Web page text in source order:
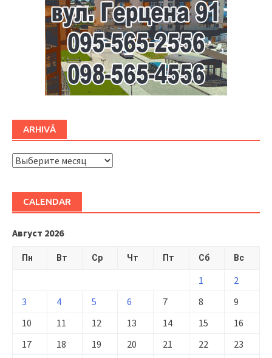
ARHIVĂ
ARHIVĂ
CALENDAR
Август 2026
Пн Вт Ср Чт Пт Сб Вс
1
2
3
4 5 6 7 8
9
10
11 12 13 14 15
16
17
18 19 20 21 22
23